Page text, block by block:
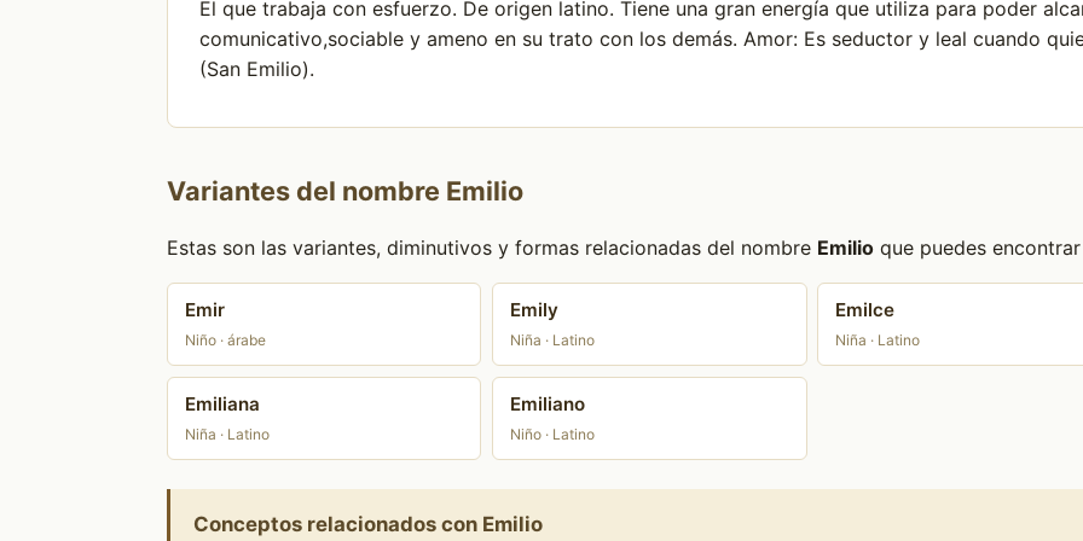
El que trabaja con esfuerzo. De origen latino. Tiene una gran energía que utiliza para poder
comunicativo,sociable y ameno en su trato con los demás. Amor: Es seductor y leal cuando
(San Emilio).
Variantes del nombre Emilio
Estas son las variantes, diminutivos y formas relacionadas del nombre Emilio que puedes
Emir
Niño · árabe
Emily
Niña · Latino
Emilce
Niña · Latino
Emiliana
Niña · Latino
Emiliano
Niño · Latino
Conceptos relacionados con Emilio